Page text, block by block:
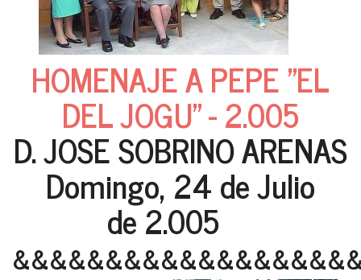
HOMENAJE A PEPE "EL
DEL JOGU" - 2.005
D. JOSE SOBRINO ARENAS
Domingo, 24 de Julio
de 2.005